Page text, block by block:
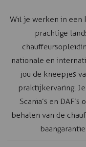
Wil je werken in een
prachtige
nationale en
jou de kneepjes
praktijkervaring.
Scania’s en
behalen van de